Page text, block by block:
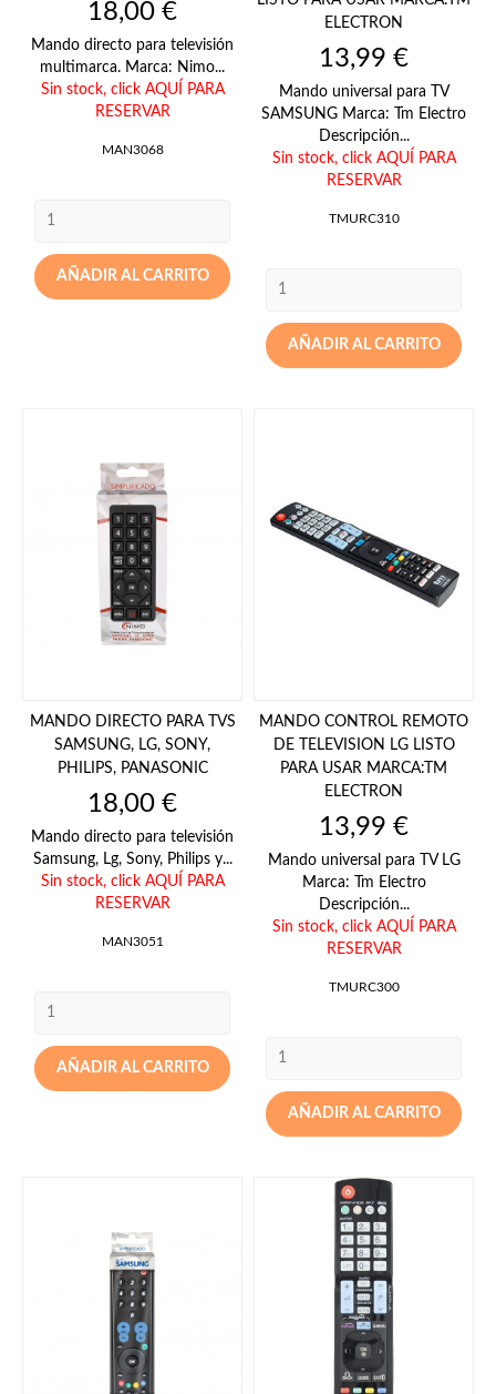
Precio
18,00 €
Mando directo para televisión
multimarca. Marca: Nimo...
Sin stock, click AQUÍ PARA
RESERVAR
MAN3068
AÑADIR AL CARRITO
ELECTRON
Precio
13,99 €
Mando universal para TV
SAMSUNG Marca: Tm Electro
Descripción...
Sin stock, click AQUÍ PARA
RESERVAR
TMURC310
AÑADIR AL CARRITO
MANDO DIRECTO PARA TVS
SAMSUNG, LG, SONY,
PHILIPS, PANASONIC
Precio
18,00 €
Mando directo para televisión
Samsung, Lg, Sony, Philips y...
Sin stock, click AQUÍ PARA
RESERVAR
MAN3051
AÑADIR AL CARRITO
MANDO CONTROL REMOTO
DE TELEVISION LG LISTO
PARA USAR MARCA:TM
ELECTRON
Precio
13,99 €
Mando universal para TV LG
Marca: Tm Electro
Descripción...
Sin stock, click AQUÍ PARA
RESERVAR
TMURC300
AÑADIR AL CARRITO